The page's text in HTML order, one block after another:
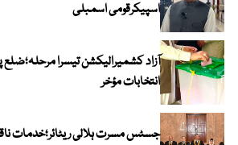
اسپیکرقومی اسمبلی
آزاد کشمیرالیکشن تیسرا مرحلہ؛ضلع
انتخابات مؤخر
جسٹس مسرت ہلالی ریٹائر؛خدمات